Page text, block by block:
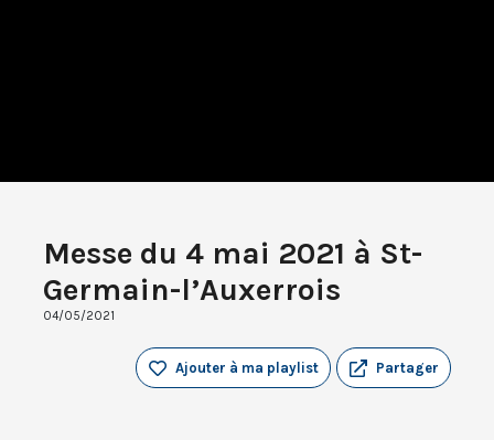
Messe du 4 mai 2021 à St-
Germain-l’Auxerrois
04/05/2021
Partager
Ajouter à ma playlist